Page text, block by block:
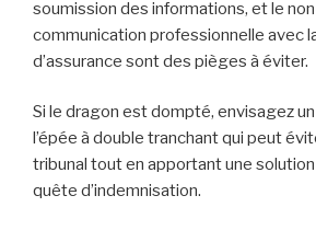
soumission des informations, et le
communication professionnelle avec
d’assurance sont des pièges à éviter.
Si le dragon est dompté, envisagez
l’épée à double tranchant qui peut
tribunal tout en apportant une
quête d’indemnisation.